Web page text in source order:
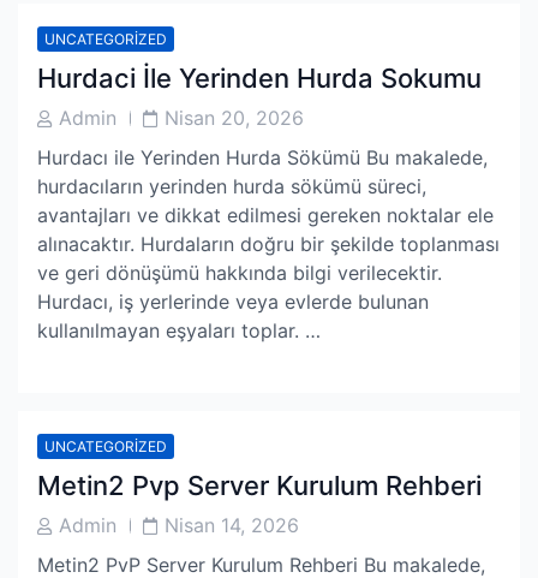
UNCATEGORIZED
Hurdaci İle Yerinden Hurda Sokumu
PostAdmin
PostNisan 20, 2026
Hurdacı ile Yerinden Hurda Sökümü Bu makalede,
hurdacıların yerinden hurda sökümü süreci,
avantajları ve dikkat edilmesi gereken noktalar ele
alınacaktır. Hurdaların doğru bir şekilde toplanması
ve geri dönüşümü hakkında bilgi verilecektir.
Hurdacı, iş yerlerinde veya evlerde bulunan
kullanılmayan eşyaları toplar. …
UNCATEGORIZED
Metin2 Pvp Server Kurulum Rehberi
PostAdmin
PostNisan 14, 2026
Metin2 PvP Server Kurulum Rehberi Bu makalede,